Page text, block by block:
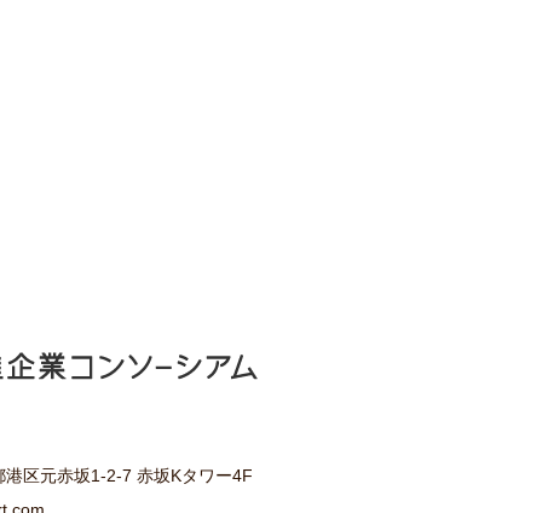
区元赤坂1-2-7 赤坂Kタワー4F